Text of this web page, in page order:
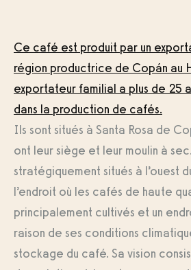
Ce café est produit par un
région productrice de Copán au
exportateur familial a plus de 25
dans la production de cafés.
Ils sont situés à Santa Rosa de
ont leur siège et leur moulin à
stratégiquement situés à l’ouest
l’endroit où les cafés de haute
principalement cultivés et un
raison de ses conditions
stockage du café. Sa vision